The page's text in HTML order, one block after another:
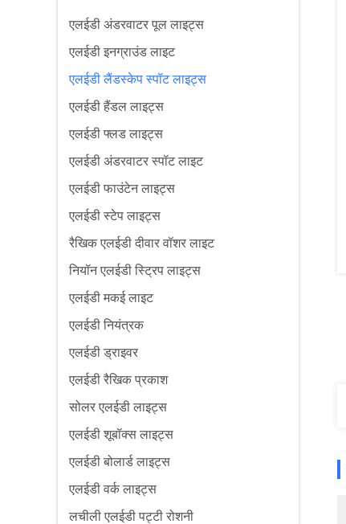
एलईडी अंडरवाटर पूल लाइट्स
एलईडी इनग्राउंड लाइट
एलईडी लैंडस्केप स्पॉट लाइट्स
एलईडी हैंडल लाइट्स
एलईडी फ्लड लाइट्स
एलईडी अंडरवाटर स्पॉट लाइट
एलईडी फाउंटेन लाइट्स
एलईडी स्टेप लाइट्स
रैखिक एलईडी दीवार वॉशर लाइट
नियॉन एलईडी स्ट्रिप लाइट्स
एलईडी मकई लाइट
एलईडी नियंत्रक
एलईडी ड्राइवर
एलईडी रैखिक प्रकाश
सोलर एलईडी लाइट्स
एलईडी शूबॉक्स लाइट्स
एलईडी बोलार्ड लाइट्स
एलईडी वर्क लाइट्स
लचीली एलईडी पट्टी रोशनी